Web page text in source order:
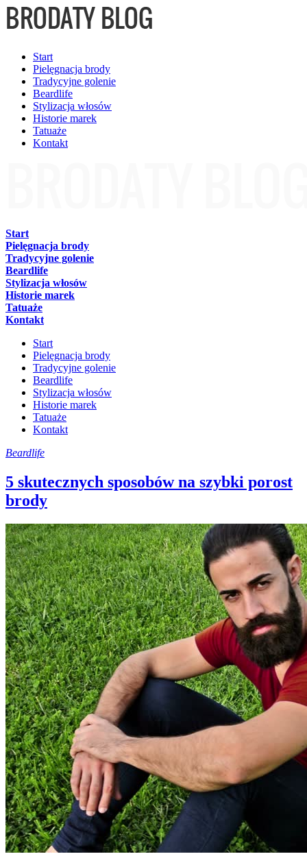
Start
Pielęgnacja brody
Tradycyjne golenie
Beardlife
Stylizacja włosów
Historie marek
Tatuaże
Kontakt
Start
Pielęgnacja brody
Tradycyjne golenie
Beardlife
Stylizacja włosów
Historie marek
Tatuaże
Kontakt
Start
Pielęgnacja brody
Tradycyjne golenie
Beardlife
Stylizacja włosów
Historie marek
Tatuaże
Kontakt
Beardlife
5 skutecznych sposobów na szybki porost
brody